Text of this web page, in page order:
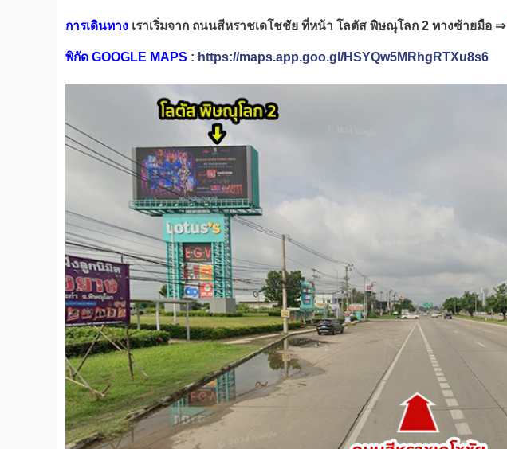
การเดินทาง เราเริ่มจาก ถนนสีหราชเดโชชัย ที่หน้า โลตัส พิษณุโลก 2 ทางซ้ายมือ ⇒
พิกัด GOOGLE MAPS : https://maps.app.goo.gl/HSYQw5MRhgRTXu8s6